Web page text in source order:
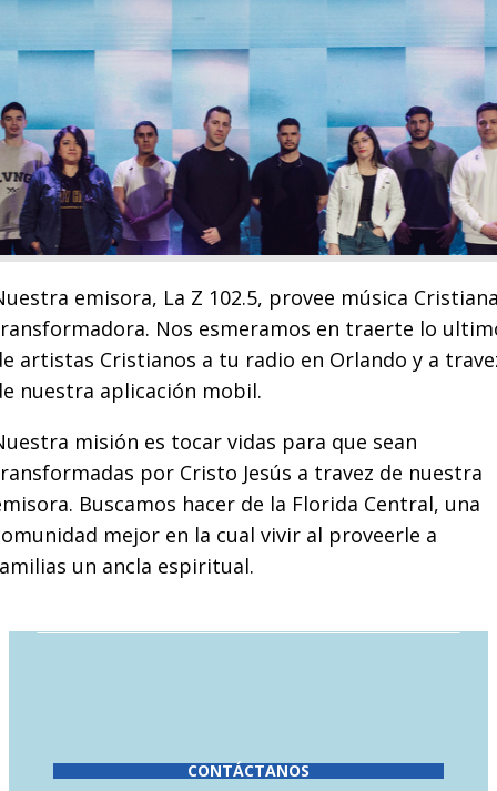
emisora, La Z 102.5, provee música
Nos esmeramos en traerte lo
artistas Cristianos a tu radio en Orlando y a
nuestra aplicación mobil.
misión es tocar vidas para que sean
por Cristo Jesús a travez de nuestra
Buscamos hacer de la Florida Central, una
mejor en la cual vivir al proveerle a
un ancla espiritual.
CONTÁCTANOS